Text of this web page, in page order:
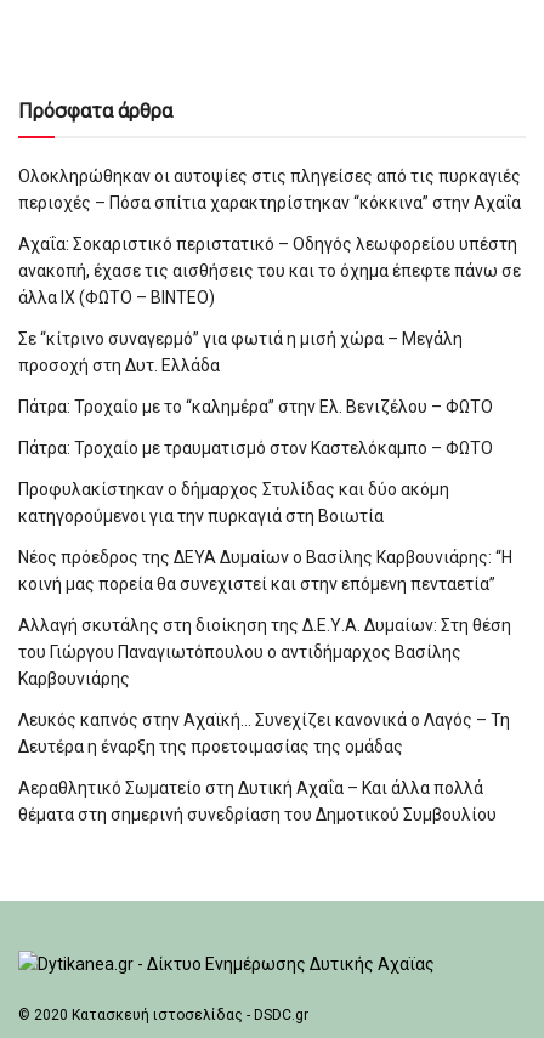
Πρόσφατα άρθρα
Ολοκληρώθηκαν οι αυτοψίες στις πληγείσες από τις πυρκαγιές
περιοχές – Πόσα σπίτια χαρακτηρίστηκαν “κόκκινα” στην Αχαΐα
Αχαΐα: Σοκαριστικό περιστατικό – Οδηγός λεωφορείου υπέστη
ανακοπή, έχασε τις αισθήσεις του και το όχημα έπεφτε πάνω σε
άλλα ΙΧ (ΦΩΤΟ – ΒΙΝΤΕΟ)
Σε “κίτρινο συναγερμό” για φωτιά η μισή χώρα – Μεγάλη
προσοχή στη Δυτ. Ελλάδα
Πάτρα: Τροχαίο με το “καλημέρα” στην Ελ. Βενιζέλου – ΦΩΤΟ
Πάτρα: Τροχαίο με τραυματισμό στον Καστελόκαμπο – ΦΩΤΟ
Προφυλακίστηκαν ο δήμαρχος Στυλίδας και δύο ακόμη
κατηγορούμενοι για την πυρκαγιά στη Βοιωτία
Νέος πρόεδρος της ΔΕΥΑ Δυμαίων ο Βασίλης Καρβουνιάρης: “Η
κοινή μας πορεία θα συνεχιστεί και στην επόμενη πενταετία”
Αλλαγή σκυτάλης στη διοίκηση της Δ.Ε.Υ.Α. Δυμαίων: Στη θέση
του Γιώργου Παναγιωτόπουλου ο αντιδήμαρχος Βασίλης
Καρβουνιάρης
Λευκός καπνός στην Αχαϊκή… Συνεχίζει κανονικά ο Λαγός – Τη
Δευτέρα η έναρξη της προετοιμασίας της ομάδας
Αεραθλητικό Σωματείο στη Δυτική Αχαΐα – Και άλλα πολλά
θέματα στη σημερινή συνεδρίαση του Δημοτικού Συμβουλίου
© 2020 Κατασκευή ιστοσελίδας - DSDC.gr